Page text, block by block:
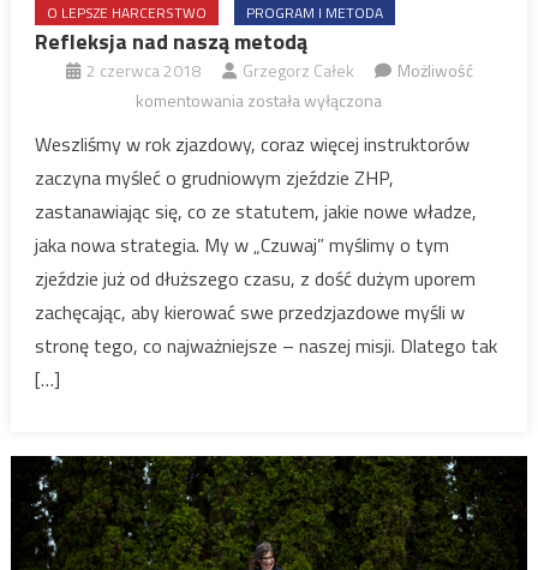
O LEPSZE HARCERSTWO PROGRAM I METODA
Refleksja nad naszą metodą
2 czerwca 2018 Grzegorz Całek
Możliwość
komentowaniaRefleksja
naszą
metodą
została wyłączona
Weszliśmy w rok zjazdowy, coraz więcej instruktorów
zaczyna myśleć o grudniowym zjeździe ZHP,
zastanawiając się, co ze statutem, jakie nowe władze,
jaka nowa strategia. My w „Czuwaj” myślimy o tym
zjeździe już od dłuższego czasu, z dość dużym uporem
zachęcając, aby kierować swe przedzjazdowe myśli w
stronę tego, co najważniejsze – naszej misji. Dlatego tak
[…]